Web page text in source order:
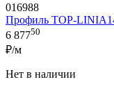
016988
Профиль TOP-
6 87750
₽/м
Нет в наличии